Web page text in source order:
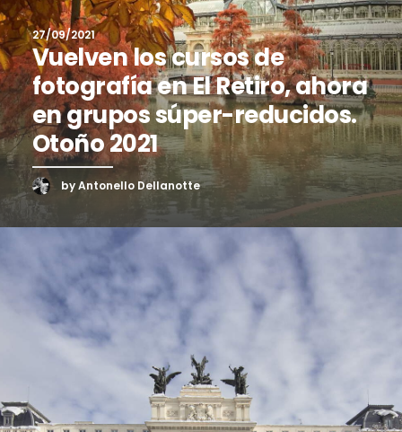
27/09/2021
Vuelven los cursos de
fotografía en El Retiro, ahora
en grupos súper-reducidos.
Otoño 2021
by Antonello Dellanotte